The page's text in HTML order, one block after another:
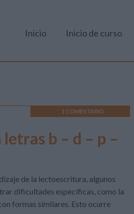
Inicio Inicio de curso
1 COMENTARIO
b – d – p –
de la lectoescritura, algunos
dificultades específicas, como la
formas similares. Esto ocurre